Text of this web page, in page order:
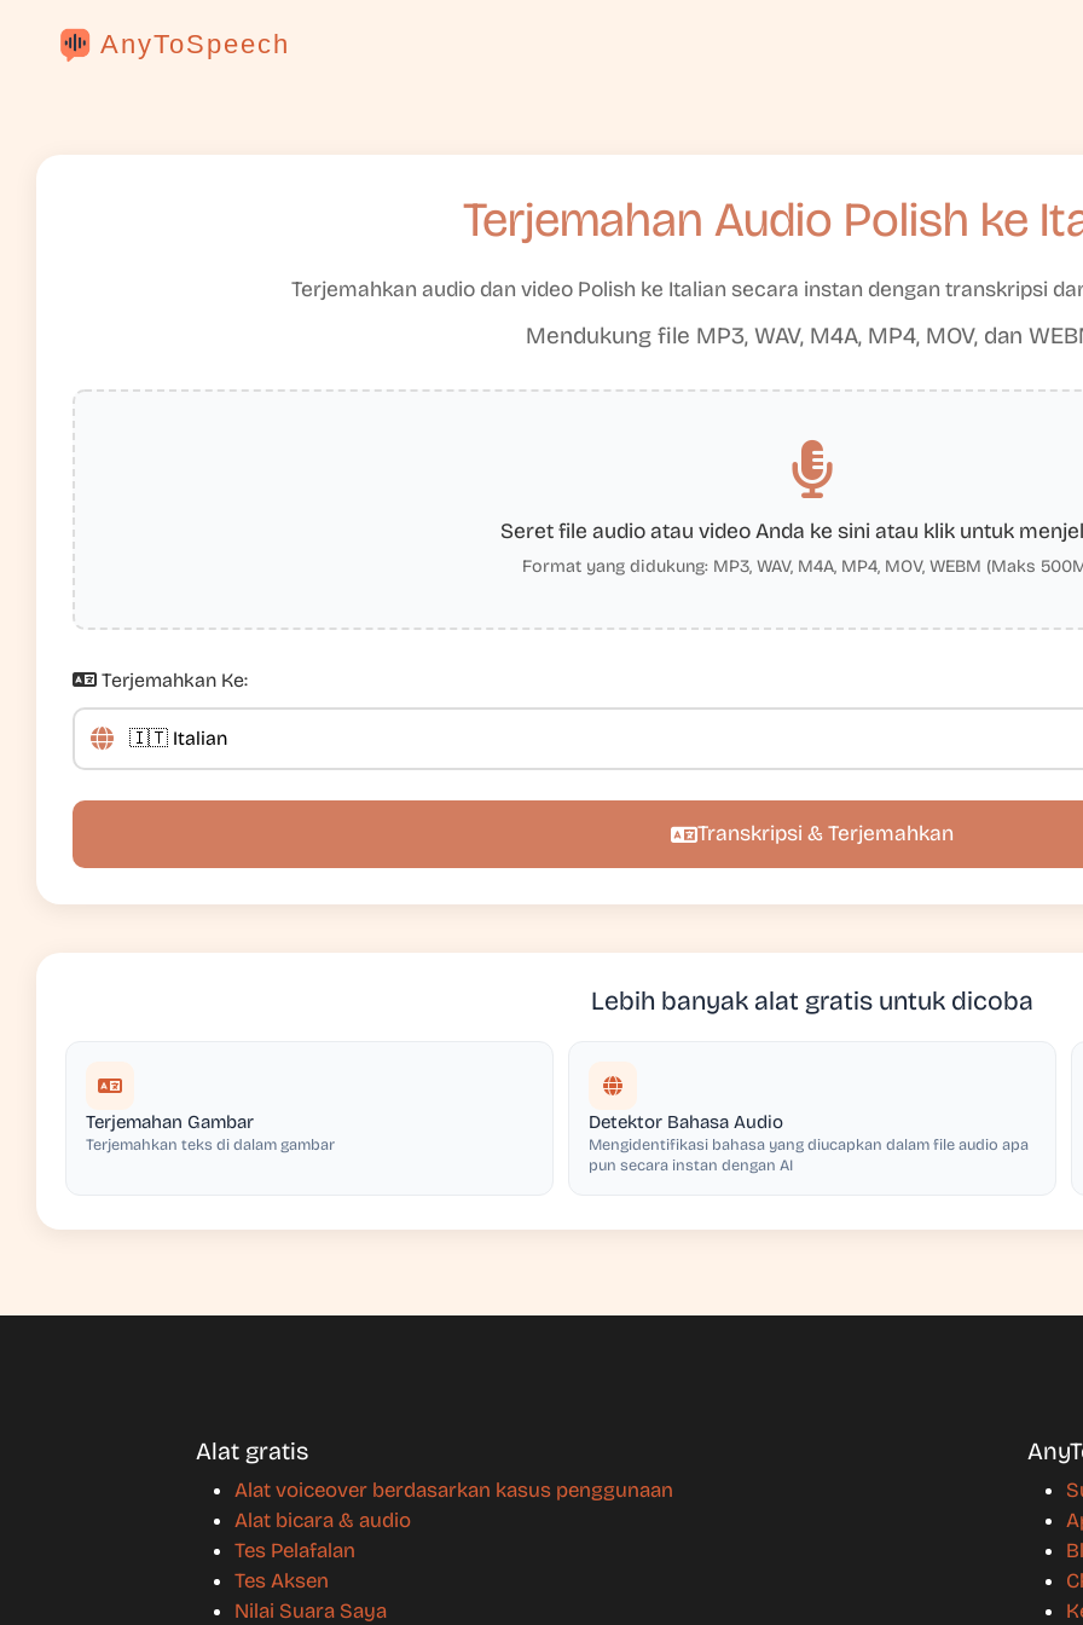
AnyToSpeech
Terjemahan Audio Polish ke
Terjemahkan audio dan video Polish ke Italian secara instan dengan transkripsi
Mendukung file MP3, WAV, M4A, MP4, MOV, dan
Seret file audio atau video Anda ke sini atau klik untuk
Format yang didukung: MP3, WAV, M4A, MP4, MOV, WEBM (Maks
Terjemahkan Ke:
Transkripsi & Terjemahkan
Lebih banyak alat gratis untuk dicoba
Terjemahan Gambar
Terjemahkan teks di dalam gambar
Detektor Bahasa Audio
Mengidentifikasi bahasa yang diucapkan dalam file audio apa
pun secara instan dengan AI
Alat gratis
Alat voiceover berdasarkan kasus penggunaan
Alat bicara & audio
Tes Pelafalan
Tes Aksen
Nilai Suara Saya